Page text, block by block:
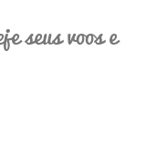
seus voos e